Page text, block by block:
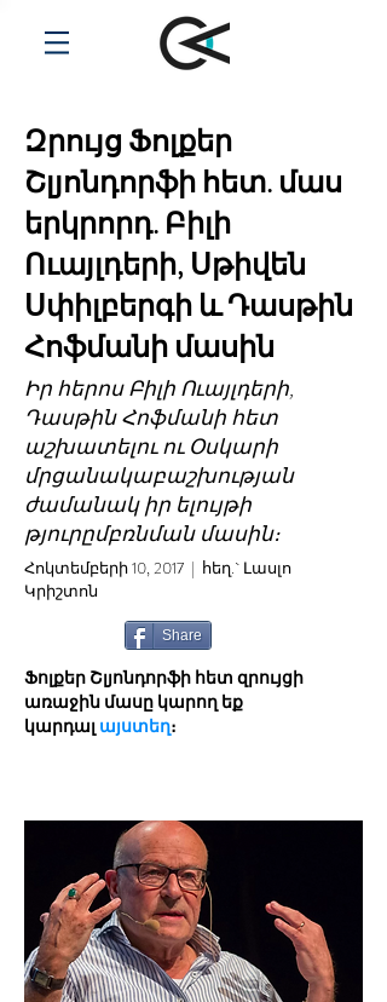
Զրույց Ֆոլքեր
Շլյոնդորֆի հետ. մաս
երկրորդ. Բիլի
Ուայլդերի, Սթիվեն
Սփիլբերգի և Դասթին
Հոֆմանի մասին
Իր հերոս Բիլի Ուայլդերի,
Դասթին Հոֆմանի հետ
աշխատելու ու Օսկարի
մրցանակաբաշխության
ժամանակ իր ելույթի
թյուրըմբռնման մասին։
Հոկտեմբերի 10, 2017 | հեղ.` Լասլո
Կրիշտոն
Share
Ֆոլքեր Շլյոնդորֆի հետ զրույցի
առաջին մասը կարող եք
կարդալ այստեղ։